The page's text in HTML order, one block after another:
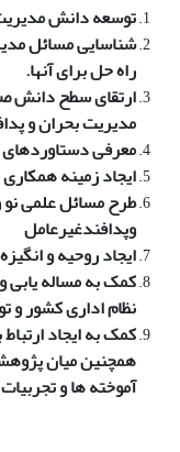
توسعه دانش
شناسایی مسائل
راه حل برای آنها.
ارتقای سطح دانش
مدیریت بحران و
معرفی دستاوردهای
ایجاد زمینه
طرح مسائل علمی
وپدافندغیرعامل
ایجاد روحیه و
کمک به مساله یابی
نظام اداری کشور و
کمک به ایجاد
همچنین میان
آموخته ها و